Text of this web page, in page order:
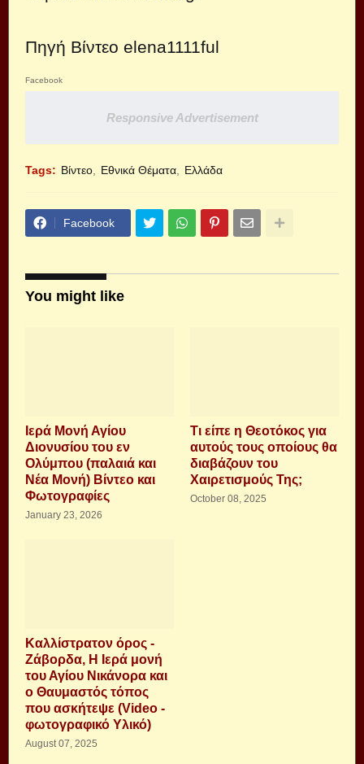
Πηγή Βίντεο elena1111ful
Facebook
Responsive Advertisement
Tags: Βίντεο Εθνικά Θέματα Ελλάδα
Facebook
You might like
Ιερά Μονή Αγίου
Διονυσίου του εν
Ολύμπου (παλαιά και
Νέα Μονή) Βίντεο και
Φωτογραφίες
January 23, 2026
Τι είπε η Θεοτόκος για
αυτούς τους οποίους θα
διαβάζουν του
Χαιρετισμούς Της;
October 08, 2025
Καλλίστρατον όρος -
Ζάβορδα, Η Ιερά μονή
του Αγίου Νικάνορα και
ο Θαυμαστός τόπος
που ασκήτεψε (Video -
φωτογραφικό Υλικό)
August 07, 2025